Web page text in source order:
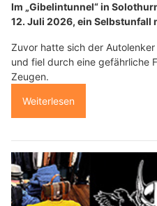
Im „Gibelintunnel“ in
12. Juli 2026, ein Selbstunfall
Zuvor hatte sich der
und fiel durch eine gefährliche
Zeugen.
Weiterlesen